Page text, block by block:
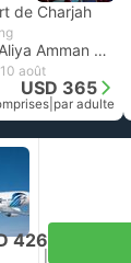
de Charjah
AMM Reine Aliya Amman En Jordanie
août
USD 365
par adulte
426